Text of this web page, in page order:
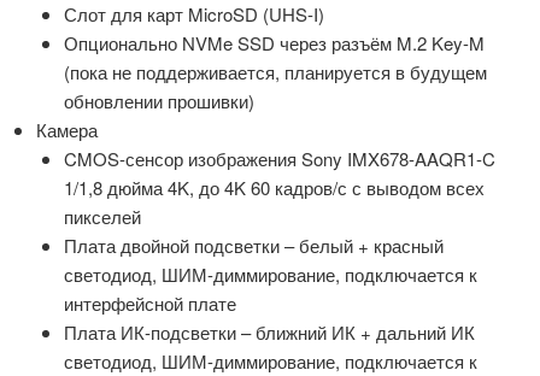
Слот для карт MicroSD (UHS-I)
Опционально NVMe SSD через разъём M.2 Key-M
(пока не поддерживается, планируется в будущем
обновлении прошивки)
Камера
CMOS-сенсор изображения Sony IMX678-AAQR1-C
1/1,8 дюйма 4K, до 4K 60 кадров/с с выводом всех
пикселей
Плата двойной подсветки – белый + красный
светодиод, ШИМ-диммирование, подключается к
интерфейсной плате
Плата ИК-подсветки – ближний ИК + дальний ИК
светодиод, ШИМ-диммирование, подключается к